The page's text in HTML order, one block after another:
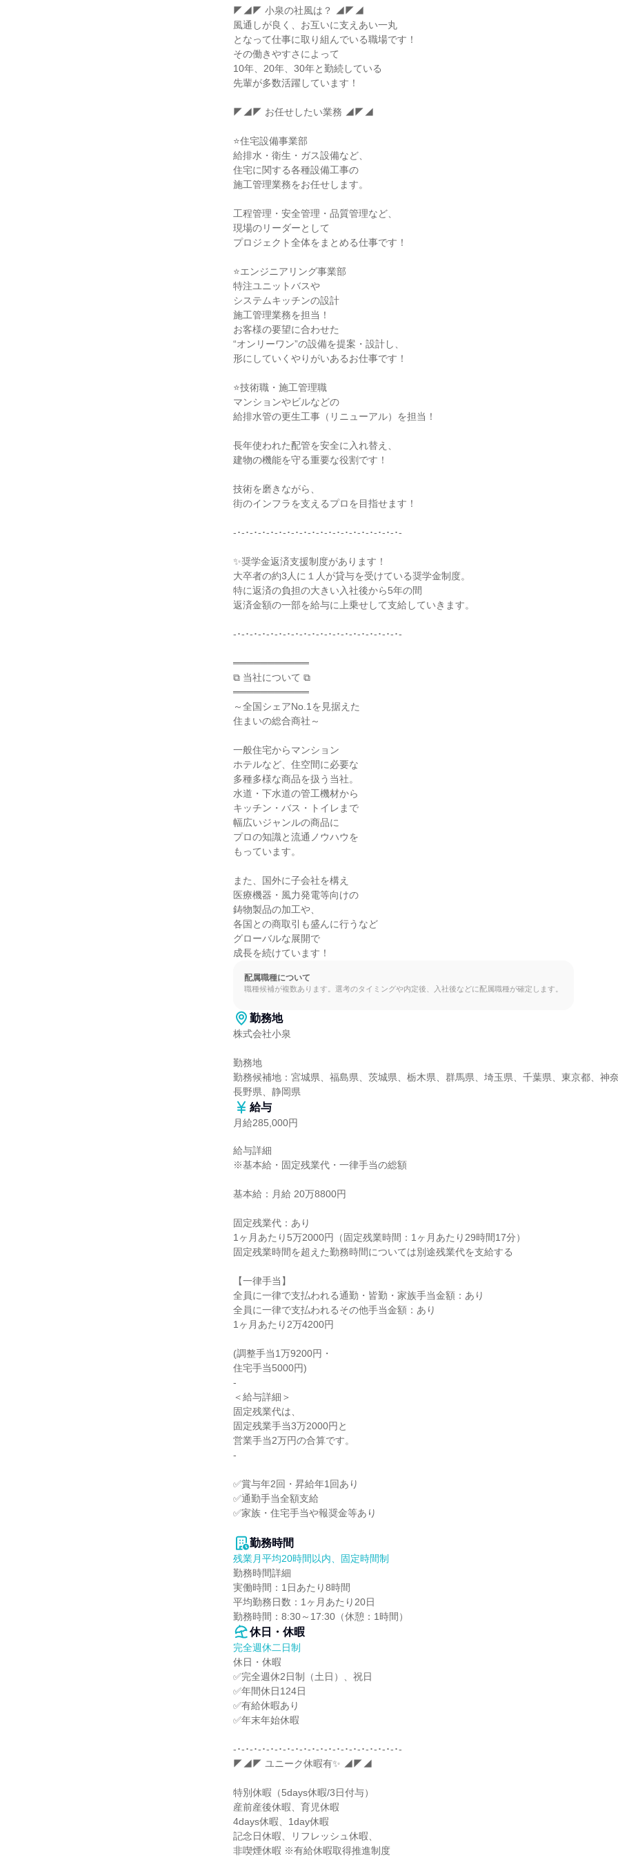
◤◢◤ 小泉の社風は？ ◢◤◢
風通しが良く、お互いに支えあい一丸
となって仕事に取り組んでいる職場です！
その働きやすさによって
10年、20年、30年と勤続している
先輩が多数活躍しています！
◤◢◤ お任せしたい業務 ◢◤◢
⭐住宅設備事業部
給排⽔・衛⽣・ガス設備など、
住宅に関する各種設備⼯事の
施工管理業務をお任せします。
⼯程管理・安全管理・品質管理など、
現場のリーダーとして
プロジェクト全体をまとめる仕事です！
⭐エンジニアリング事業部
特注ユニットバスや
システムキッチンの設計
施工管理業務を担当！
お客様の要望に合わせた
“オンリーワン”の設備を提案・設計し、
形にしていくやりがいあるお仕事です！
⭐技術職・施工管理職
マンションやビルなどの
給排⽔管の更⽣⼯事（リニューアル）を担当！
⻑年使われた配管を安全に⼊れ替え、
建物の機能を守る重要な役割です！
技術を磨きながら、
街のインフラを⽀えるプロを⽬指せます！
-･-･-･-･-･-･-･-･-･-･-･-･-･-･-･-･-･-･-･-･-
✨奨学金返済支援制度があります！
大卒者の約3人に１人が貸与を受けている奨学金制度。
特に返済の負担の大きい入社後から5年の間
返済金額の一部を給与に上乗せして支給していきます。
-･-･-･-･-･-･-･-･-･-･-･-･-･-･-･-･-･-･-･-･-
═══════════
⧉ 当社について ⧉
═══════════
～全国シェアNo.1を見据えた
住まいの総合商社～
一般住宅からマンション
ホテルなど、住空間に必要な
多種多様な商品を扱う当社。
水道・下水道の管工機材から
キッチン・バス・トイレまで
幅広いジャンルの商品に
プロの知識と流通ノウハウを
もっています。
また、国外に子会社を構え
医療機器・風力発電等向けの
鋳物製品の加工や、
各国との商取引も盛んに行うなど
グローバルな展開で
成長を続けています！
配属職種について
職種候補が複数あります。選考のタイミングや内定後、入社後などに配属職種が確定します。
勤務地
株式会社小泉
勤務地
勤務候補地：宮城県、福島県、茨城県、栃木県、群馬県、埼玉県、千葉県、東京都、神奈
長野県、静岡県
給与
月給285,000円
給与詳細
※基本給・固定残業代・一律手当の総額
基本給：月給 20万8800円
固定残業代：あり
1ヶ月あたり5万2000円（固定残業時間：1ヶ月あたり29時間17分）
固定残業時間を超えた勤務時間については別途残業代を支給する
【一律手当】
全員に一律で支払われる通勤・皆勤・家族手当金額：あり
全員に一律で支払われるその他手当金額：あり
1ヶ月あたり2万4200円
(調整手当1万9200円・
住宅手当5000円)
-
＜給与詳細＞
固定残業代は、
固定残業手当3万2000円と
営業手当2万円の合算です。
-
✅賞与年2回・昇給年1回あり
✅通勤手当全額支給
✅家族・住宅手当や報奨金等あり
勤務時間
残業月平均20時間以内、固定時間制
勤務時間詳細
実働時間：1日あたり8時間
平均勤務日数：1ヶ月あたり20日
勤務時間：8:30～17:30（休憩：1時間）
休日・休暇
完全週休二日制
休日・休暇
✅完全週休2日制（土日）、祝日
✅年間休日124日
✅有給休暇あり
✅年末年始休暇
-･-･-･-･-･-･-･-･-･-･-･-･-･-･-･-･-･-･-･-･-
◤◢◤ ユニーク休暇有✨ ◢◤◢
特別休暇（5days休暇/3日付与）
産前産後休暇、育児休暇
4days休暇、1day休暇
記念日休暇、リフレッシュ休暇、
非喫煙休暇 ※有給休暇取得推進制度